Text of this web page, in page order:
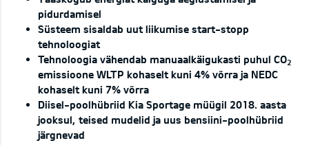
pidurdamisel
Süsteem sisaldab uut liikumise start-stopp
tehnoloogiat
Tehnoloogia vähendab manuaalkäigukasti puhul CO2
emissioone WLTP kohaselt kuni 4% võrra ja NEDC
kohaselt kuni 7% võrra
Diisel-poolhübriid Kia Sportage müügil 2018. aasta
jooksul, teised mudelid ja uus bensiini-poolhübriid
järgnevad